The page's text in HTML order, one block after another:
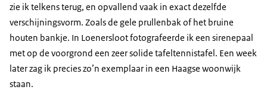
zie ik telkens terug, en opvallend vaak in exact dezelfde
verschijningsvorm. Zoals de gele prullenbak of het bruine
houten bankje. In Loenersloot fotografeerde ik een sirenepaal
met op de voorgrond een zeer solide tafeltennistafel. Een week
later zag ik precies zo’n exemplaar in een Haagse woonwijk
staan.